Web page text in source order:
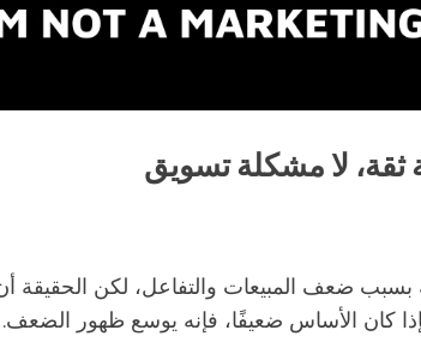
لا مشكلة تسويق
ضعف المبيعات والتفاعل، لكن الحقيقة أن
كان الأساس ضعيفًا، فإنه يوسع ظهور الضعف.